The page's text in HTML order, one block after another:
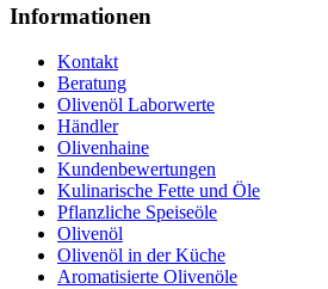
Informationen
Kontakt
Beratung
Olivenöl Laborwerte
Händler
Olivenhaine
Kundenbewertungen
Kulinarische Fette und Öle
Pflanzliche Speiseöle
Olivenöl
Olivenöl in der Küche
Aromatisierte Olivenöle